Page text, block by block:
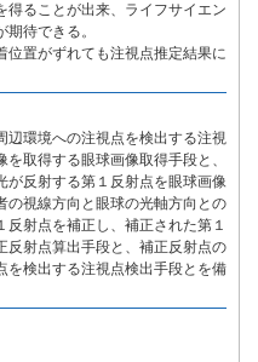
得ることが出来、ライフサイエン
待できる。
位置がずれても注視点推定結果に
辺環境への注視点を検出する注視
取得する眼球画像取得手段と、
が反射する第１反射点を眼球画像
の視線方向と眼球の光軸方向との
射点を補正し、補正された第１
反射点算出手段と、補正反射点の
を検出する注視点検出手段とを備